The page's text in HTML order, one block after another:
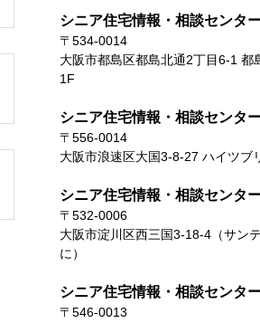
シニア住宅情報・相談センタ
〒534-0014
大阪市都島区都島北通2丁目6-1 都
1F
シニア住宅情報・相談センタ
〒556-0014
大阪市浪速区大国3-8-27 ハイツブ
シニア住宅情報・相談センター
〒532-0006
大阪市淀川区西三国3-18-4（サン
に）
シニア住宅情報・相談センタ
〒546-0013